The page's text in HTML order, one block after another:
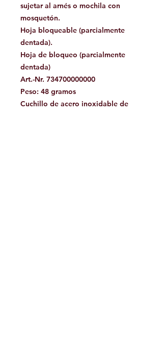
sujetar al arnés o mochila con
mosquetón.
Hoja bloqueable (parcialmente
dentada).
Hoja de bloqueo (parcialmente
dentada)
Art.-Nr. 734700000000
Peso: 48 gramos
Cuchillo de acero inoxidable de